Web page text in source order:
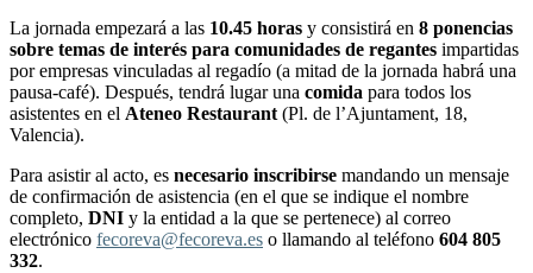
La jornada empezará a las 10.45 horas y consistirá en 8 ponencias
sobre temas de interés para comunidades de regantes impartidas
por empresas vinculadas al regadío (a mitad de la jornada habrá una
pausa-café). Después, tendrá lugar una comida para todos los
asistentes en el Ateneo Restaurant (Pl. de l’Ajuntament, 18,
Valencia).
Para asistir al acto, es necesario inscribirse mandando un mensaje
de confirmación de asistencia (en el que se indique el nombre
completo, DNI y la entidad a la que se pertenece) al correo
electrónico fecoreva@fecoreva.es o llamando al teléfono 604 805
332.